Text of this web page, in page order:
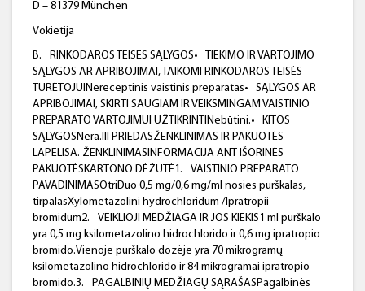
D – 81379 München
Vokietija
B.
RINKODAROS TEISĖS SĄLYGOS•
TIEKIMO IR VARTOJIMO
SĄLYGOS AR APRIBOJIMAI, TAIKOMI RINKODAROS TEISĖS
TURĖTOJUINereceptinis vaistinis preparatas•
SĄLYGOS AR
APRIBOJIMAI, SKIRTI SAUGIAM IR VEIKSMINGAM VAISTINIO
PREPARATO VARTOJIMUI UŽTIKRINTINebūtini.•
KITOS
SĄLYGOSNėra.III PRIEDASŽENKLINIMAS IR PAKUOTĖS
LAPELISA. ŽENKLINIMASINFORMACIJA ANT IŠORINĖS
PAKUOTĖSKARTONO DĖŽUTĖ1.
VAISTINIO PREPARATO
PAVADINIMASOtriDuo 0,5 mg/0,6 mg/ml nosies purškalas,
tirpalasXylometazolini hydrochloridum /Ipratropii
bromidum2.
VEIKLIOJI MEDŽIAGA IR JOS KIEKIS1 ml purškalo
yra 0,5 mg ksilometazolino hidrochlorido ir 0,6 mg ipratropio
bromido.Vienoje purškalo dozėje yra 70 mikrogramų
ksilometazolino hidrochlorido ir 84 mikrogramai ipratropio
bromido.3.
PAGALBINIŲ MEDŽIAGŲ SĄRAŠASPagalbinės